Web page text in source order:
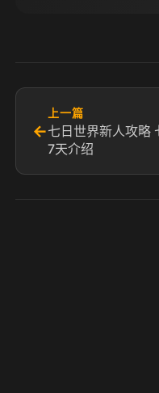
←
上一篇
七日世界新人攻略
7天介绍